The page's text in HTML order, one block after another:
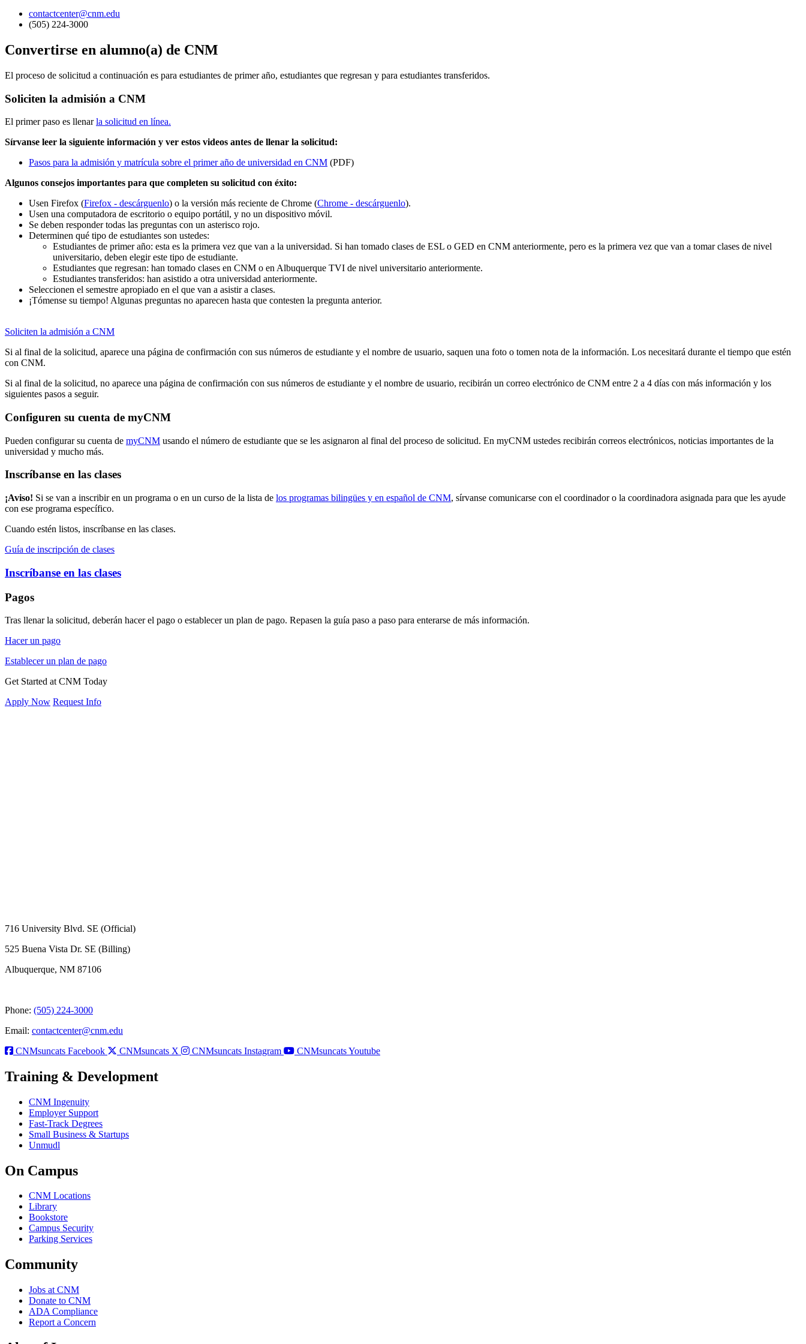
contactcenter@cnm.edu
(505) 224-3000
Convertirse en alumno(a) de CNM
El proceso de solicitud a continuación es para estudiantes de primer año, estudiantes que regresan y para estudiantes transferidos.
Soliciten la admisión a CNM
El primer paso es llenarla solicitud en línea.
Sírvanse leer la siguiente información y ver estos videos antes de llenar la solicitud:
Pasos para la admisión y matrícula sobre el primer año de universidad en CNM (PDF)
Algunos consejos importantes para que completen su solicitud con éxito:
Usen Firefox (Firefox - descárguenlo) o la versión más reciente de Chrome (Chrome - descárguenlo).
Usen una computadora de escritorio o equipo portátil, y no un dispositivo móvil.
Se deben responder todas las preguntas con un asterisco rojo.
Determinen qué tipo de estudiantes son ustedes:
Estudiantes de primer año: esta es la primera vez que van a la universidad. Si han tomado clases de ESL o GED en CNM anteriormente, pero es la primera vez que van a tomar clases de nivel
universitario, deben elegir este tipo de estudiante.
Estudiantes que regresan: han tomado clases en CNM o en Albuquerque TVI de nivel universitario anteriormente.
Estudiantes transferidos: han asistido a otra universidad anteriormente.
Seleccionen el semestre apropiado en el que van a asistir a clases.
¡Tómense su tiempo! Algunas preguntas no aparecen hasta que contesten la pregunta anterior.
Soliciten la admisión a CNM
Si al final de la solicitud, aparece una página de confirmación con sus números de estudiante y el nombre de usuario, saquen una foto o tomen nota de la información. Los necesitará durante el tiempo que estén
con CNM.
Si al final de la solicitud, no aparece una página de confirmación con sus números de estudiante y el nombre de usuario, recibirán un correo electrónico de CNM entre 2 a 4 días con más información y los
siguientes pasos a seguir.
Configuren su cuenta de myCNM
Pueden configurar su cuenta de myCNM usando el número de estudiante que se les asignaron al final del proceso de solicitud. En myCNM ustedes recibirán correos electrónicos, noticias importantes de la
universidad y mucho más.
Inscríbanse en las clases
¡Aviso! Si se van a inscribir en un programa o en un curso de la lista de los programas bilingües y en español de CNM, sírvanse comunicarse con el coordinador o la coordinadora asignada para que les ayude
con ese programa específico.
Cuando estén listos, inscríbanse en las clases.
Guía de inscripción de clases
Inscríbanse en las clases
Pagos
Tras llenar la solicitud, deberán hacer el pago o establecer un plan de pago. Repasen la guía paso a paso para enterarse de más información.
Hacer un pago
Establecer un plan de pago
Get Started at CNM Today
Apply Now Request Info
716 University Blvd. SE (Official)
525 Buena Vista Dr. SE (Billing)
Albuquerque, NM 87106
Phone: (505) 224-3000
Email: contactcenter@cnm.edu
CNMsuncats Facebook
CNMsuncats X CNMsuncats Instagram CNMsuncats Youtube
Training & Development
CNM Ingenuity
Employer Support
Fast-Track Degrees
Small Business & Startups
Unmudl
On Campus
CNM Locations
Library
Bookstore
Campus Security
Parking Services
Community
Jobs at CNM
Donate to CNM
ADA Compliance
Report a Concern